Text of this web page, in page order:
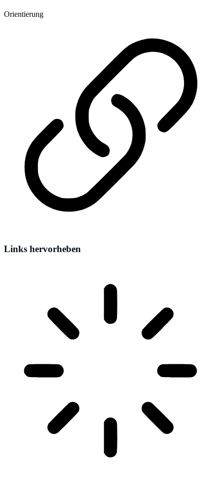
Orientierung
Links hervorheben